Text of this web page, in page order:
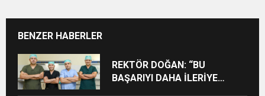
BENZER HABERLER
REKTÖR DOĞAN: “BU
BAŞARIYI DAHA İLERİYE